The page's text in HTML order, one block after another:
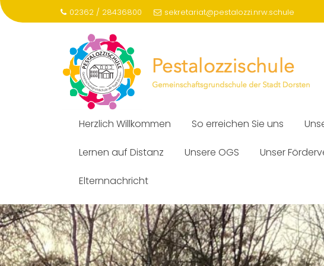
Skip
02362 / 28436800 sekretariat@pestalozzi.nrw.schule
Herzlich Willkommen So erreichen Sie uns
Lernen auf Distanz Unsere OGS Unser
Elternnachricht